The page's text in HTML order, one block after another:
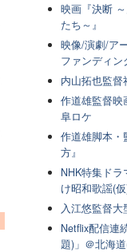
映画『決断
たち～』
映像/演劇/ア
ファンディン
内山拓也監
作道雄監督映
阜ロケ
作道雄脚本・
方』
NHK特集ド
け昭和歌謡(
入江悠監督
Netflix配信連
題)」＠北海